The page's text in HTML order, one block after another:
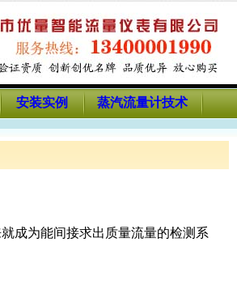
安装实例 蒸汽流量计技术
成为能间接求出质量流量的检测系